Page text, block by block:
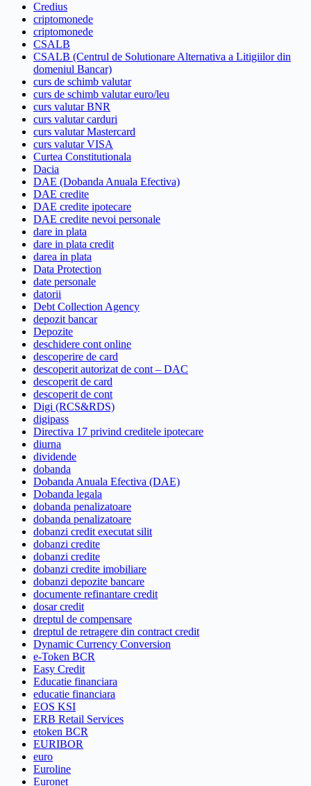
Credius
criptomonede
criptomonede
CSALB
CSALB (Centrul de Solutionare Alternativa a Litigiilor din
domeniul Bancar)
curs de schimb valutar
curs de schimb valutar euro/leu
curs valutar BNR
curs valutar carduri
curs valutar Mastercard
curs valutar VISA
Curtea Constitutionala
Dacia
DAE (Dobanda Anuala Efectiva)
DAE credite
DAE credite ipotecare
DAE credite nevoi personale
dare in plata
dare in plata credit
darea in plata
Data Protection
date personale
datorii
Debt Collection Agency
depozit bancar
Depozite
deschidere cont online
descoperire de card
descoperit autorizat de cont – DAC
descoperit de card
descoperit de cont
Digi (RCS&RDS)
digipass
Directiva 17 privind creditele ipotecare
diurna
dividende
dobanda
Dobanda Anuala Efectiva (DAE)
Dobanda legala
dobanda penalizatoare
dobanda penalizatoare
dobanzi credit executat silit
dobanzi credite
dobanzi credite
dobanzi credite imobiliare
dobanzi depozite bancare
documente refinantare credit
dosar credit
dreptul de compensare
dreptul de retragere din contract credit
Dynamic Currency Conversion
e-Token BCR
Easy Credit
Educatie financiara
educatie financiara
EOS KSI
ERB Retail Services
etoken BCR
EURIBOR
euro
Euroline
Euronet